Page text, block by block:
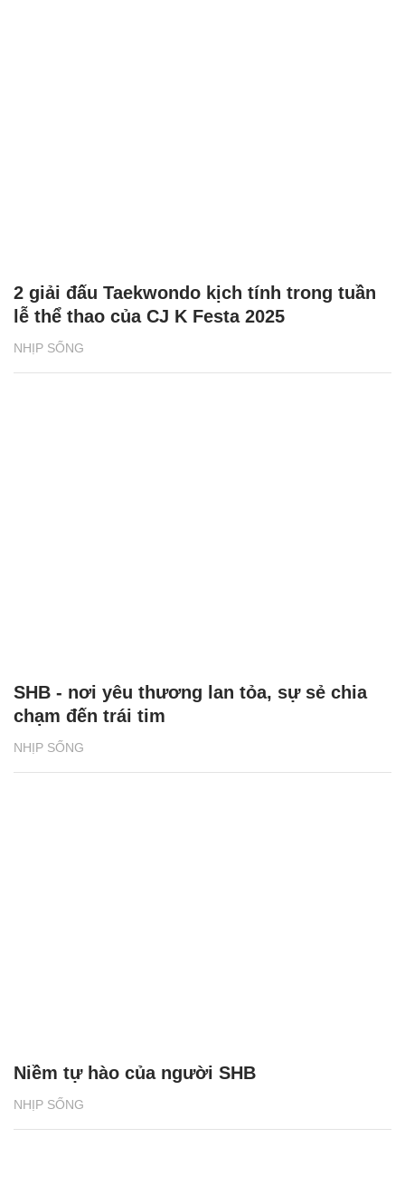
NHỊP SỐNG
2 giải đấu Taekwondo kịch tính trong tuần
lễ thể thao của CJ K Festa 2025
NHỊP SỐNG
SHB - nơi yêu thương lan tỏa, sự sẻ chia
chạm đến trái tim
NHỊP SỐNG
Niềm tự hào của người SHB